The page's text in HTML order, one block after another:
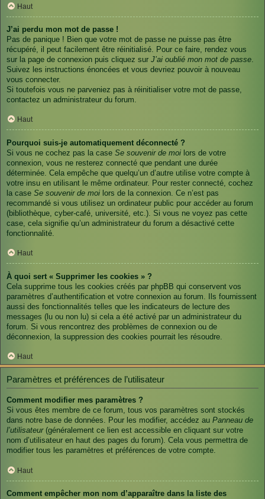
Haut
J’ai perdu mon mot de passe !
Pas de panique ! Bien que votre mot de passe ne puisse pas être
récupéré, il peut facilement être réinitialisé. Pour ce faire, rendez vous
sur la page de connexion puis cliquez sur J’ai oublié mon mot de passe.
Suivez les instructions énoncées et vous devriez pouvoir à nouveau
vous connecter.
Si toutefois vous ne parveniez pas à réinitialiser votre mot de passe,
contactez un administrateur du forum.
Haut
Pourquoi suis-je automatiquement déconnecté ?
Si vous ne cochez pas la case Se souvenir de moi lors de votre
connexion, vous ne resterez connecté que pendant une durée
déterminée. Cela empêche que quelqu’un d’autre utilise votre compte à
votre insu en utilisant le même ordinateur. Pour rester connecté, cochez
la case Se souvenir de moi lors de la connexion. Ce n’est pas
recommandé si vous utilisez un ordinateur public pour accéder au forum
(bibliothèque, cyber-café, université, etc.). Si vous ne voyez pas cette
case, cela signifie qu’un administrateur du forum a désactivé cette
fonctionnalité.
Haut
À quoi sert « Supprimer les cookies » ?
Cela supprime tous les cookies créés par phpBB qui conservent vos
paramètres d’authentification et votre connexion au forum. Ils fournissent
aussi des fonctionnalités telles que les indicateurs de lecture des
messages (lu ou non lu) si cela a été activé par un administrateur du
forum. Si vous rencontrez des problèmes de connexion ou de
déconnexion, la suppression des cookies pourrait les résoudre.
Haut
Paramètres et préférences de l’utilisateur
Comment modifier mes paramètres ?
Si vous êtes membre de ce forum, tous vos paramètres sont stockés
dans notre base de données. Pour les modifier, accédez au Panneau de
l’utilisateur(généralement ce lien est accessible en cliquant sur votre
nom d’utilisateur en haut des pages du forum). Cela vous permettra de
modifier tous les paramètres et préférences de votre compte.
Haut
Comment empêcher mon nom d’apparaître dans la liste des